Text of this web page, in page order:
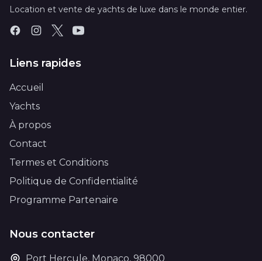
Location et vente de yachts de luxe dans le monde entier.
Liens rapides
Accueil
Yachts
À propos
Contact
Termes et Conditions
Politique de Confidentialité
Programme Partenaire
Nous contacter
Port Hercule, Monaco, 98000